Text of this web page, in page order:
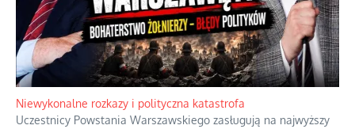
Niewykonalne rozkazy i polityczna katastrofa
Uczestnicy Powstania Warszawskiego zasługują na najwyższy